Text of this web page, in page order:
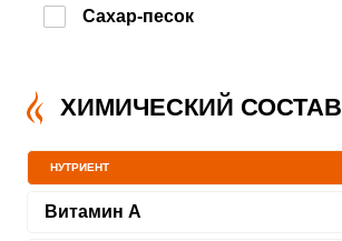
Сахар-песок
ХИМИЧЕСКИЙ СОСТАВ
НУТРИЕНТ
Витамин A